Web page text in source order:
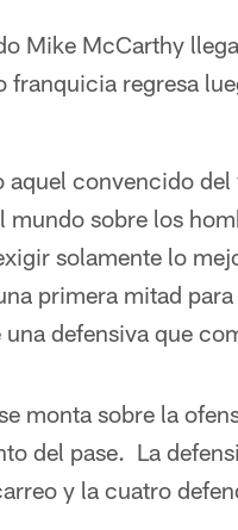
Mike McCarthy
franquicia regresa
aquel convencido
mundo sobre los
solamente lo
primera mitad
una defensiva que
monta sobre la
del pase. La
y la cuatro